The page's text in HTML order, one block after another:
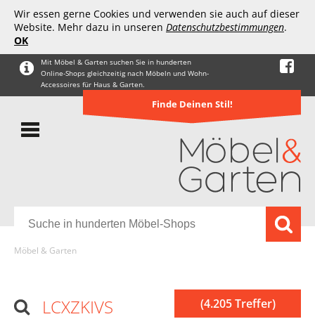
Wir essen gerne Cookies und verwenden sie auch auf dieser
Website. Mehr dazu in unseren Datenschutzbestimmungen.
OK
Mit Möbel & Garten suchen Sie in hunderten
Online-Shops gleichzeitig nach Möbeln und Wohn-
Accessoires für Haus & Garten.
Finde Deinen Stil!
Möbel & Garten
(4.205 Treffer)
LCXZKIVS